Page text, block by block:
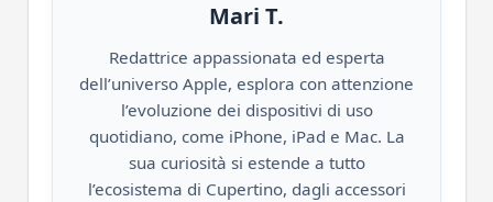
Mari T.
Redattrice appassionata ed esperta
dell’universo Apple, esplora con attenzione
l’evoluzione dei dispositivi di uso
quotidiano, come iPhone, iPad e Mac. La
sua curiosità si estende a tutto
l’ecosistema di Cupertino, dagli accessori